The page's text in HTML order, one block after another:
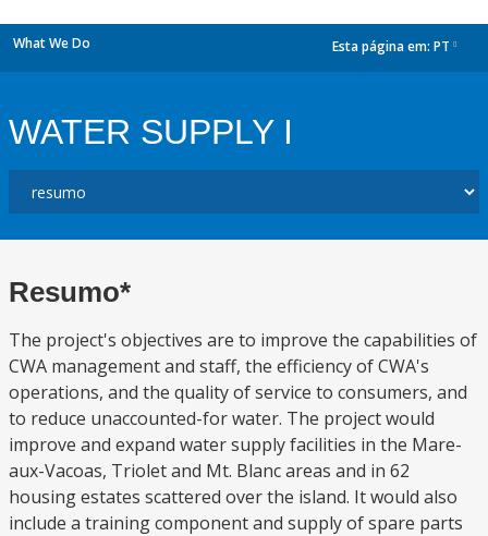
What We Do Esta página em: PT
WATER SUPPLY I
Resumo*
The project's objectives are to improve the capabilities of
CWA management and staff, the efficiency of CWA's
operations, and the quality of service to consumers, and
to reduce unaccounted-for water. The project would
improve and expand water supply facilities in the Mare-
aux-Vacoas, Triolet and Mt. Blanc areas and in 62
housing estates scattered over the island. It would also
include a training component and supply of spare parts